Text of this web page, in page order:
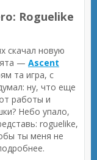
Roguelike
скачал новую
— Ascent
та игра, с
ну, что еще
работы и
Небо упало,
roguelike,
ты меня не